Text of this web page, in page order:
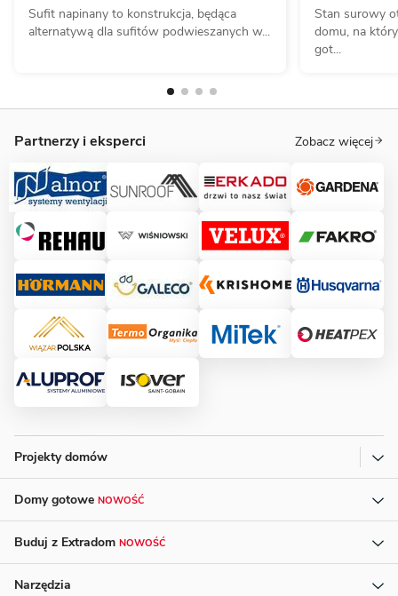
Sufit napinany to konstrukcja, będąca
alternatywą dla sufitów podwieszanych w...
Stan surowy
domu, na
got...
Partnerzy i eksperci Zobacz więcej
Projekty domów
Domy gotowe NOWOŚĆ
Buduj z Extradom NOWOŚĆ
Narzędzia